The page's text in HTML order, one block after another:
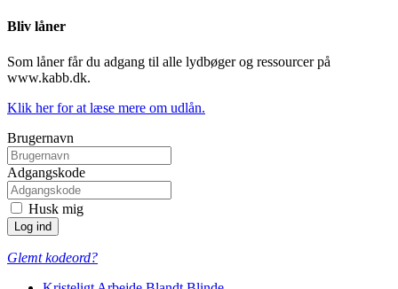
Bliv låner
Som låner får du adgang til alle lydbøger og ressourcer på
www.kabb.dk.
Klik her for at læse mere om udlån.
Brugernavn
Adgangskode
Husk mig
Glemt kodeord?